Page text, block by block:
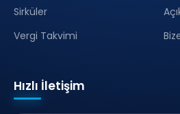
Sirküler
Vergi Takvimi
Hızlı İletişim